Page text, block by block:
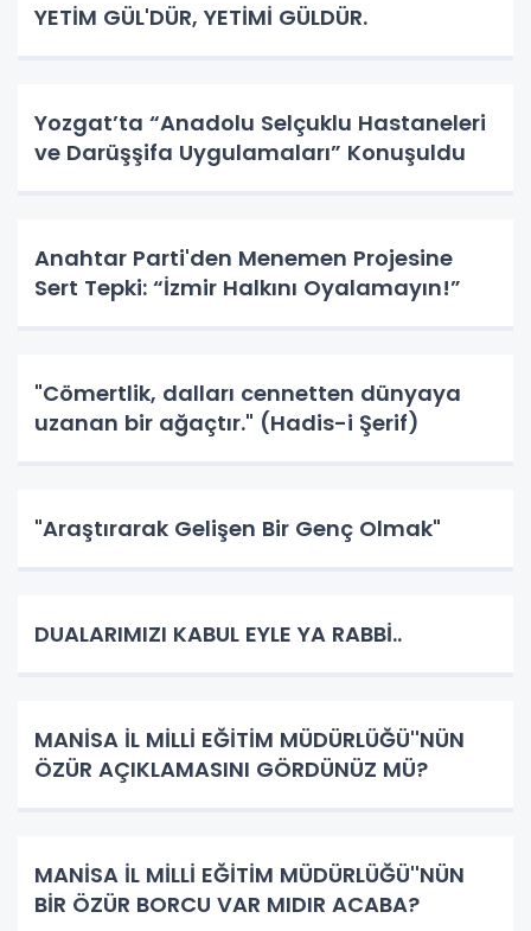
YETİM GÜL'DÜR, YETİMİ GÜLDÜR.
Yozgat’ta “Anadolu Selçuklu Hastaneleri
ve Darüşşifa Uygulamaları” Konuşuldu
Anahtar Parti'den Menemen Projesine
Sert Tepki: “İzmir Halkını Oyalamayın!”
"Cömertlik, dalları cennetten dünyaya
uzanan bir ağaçtır." (Hadis-i Şerif)
"Araştırarak Gelişen Bir Genç Olmak"
DUALARIMIZI KABUL EYLE YA RABBİ..
MANİSA İL MİLLİ EĞİTİM MÜDÜRLÜĞÜ''NÜN
ÖZÜR AÇIKLAMASINI GÖRDÜNÜZ MÜ?
MANİSA İL MİLLİ EĞİTİM MÜDÜRLÜĞÜ''NÜN
BİR ÖZÜR BORCU VAR MIDIR ACABA?